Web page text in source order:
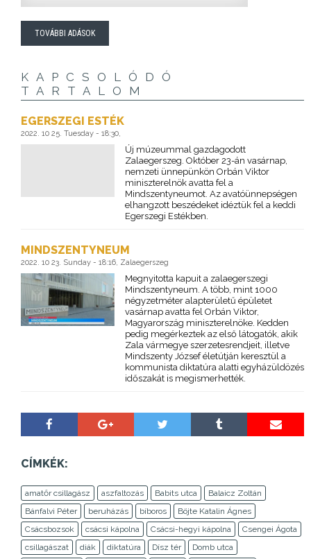
TOVÁBBI ADÁSOK
KAPCSOLÓDÓ
TARTALOM
EGERSZEGI ESTÉK
2022. 10 25. Tuesday - 18:30,
Új múzeummal gazdagodott
Zalaegerszeg. Október 23-án vasárnap,
nemzeti ünnepünkön Orbán Viktor
miniszterelnök avatta fel a
Mindszentyneumot. Az avatóünnepségen
elhangzott beszédeket idéztük fel a keddi
Egerszegi Estékben.
MINDSZENTYNEUM
2022. 10 23. Sunday - 18:16, Zalaegerszeg
Megnyitotta kapuit a zalaegerszegi
Mindszentyneum. A több, mint 1000
négyzetméter alapterületű épületet
vasárnap avatta fel Orbán Viktor,
Magyarország miniszterelnöke. Kedden
pedig megérkeztek az első látogatók, akik
Zala vármegye szerzetesrendjeit, illetve
Mindszenty József életútján keresztül a
kommunista diktatúra alatti egyházüldözés
időszakát is megismerhették.
CÍMKÉK:
amatőr csillagász aszfaltozás Babits utca
Balaicz Zoltán
Bánfalvi Péter
beruházás bíboros
Böjte Katalin Ágnes
Csácsbozsok
csácsi kápolna Csácsi-hegyi kápolna
Csengei Ágota
csillagászat
diák diktatúra Dísz tér
Domb utca